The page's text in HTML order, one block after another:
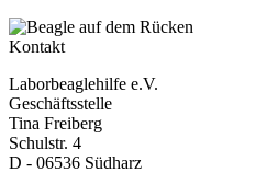
Kontakt
Laborbeaglehilfe e.V.
Geschäftsstelle
Tina Freiberg
Schulstr. 4
D - 06536 Südharz